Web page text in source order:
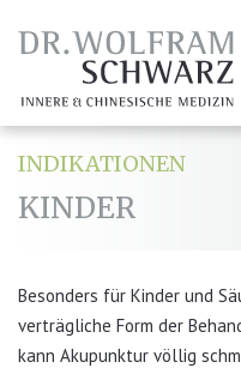
INDIKATIONEN
KINDER
Besonders für Kinder und
verträgliche Form der
kann Akupunktur völlig